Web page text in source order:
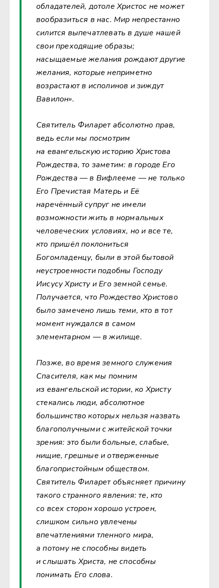
обладателей, дотоле Христос не может
вообразиться в нас. Мир непрестанно
силится выпечатлевать в душе нашей
свои преходящие образы;
насыщаемые желания рождают другие
желания, которые неприметно
возрастают в исполинов и зиждут
Вавилон».
Святитель Филарет абсолютно прав,
ведь если мы посмотрим
на евангельскую историю Христова
Рождества, то заметим: в городе Его
Рождества — в Вифлееме — не только
Его Пречистая Матерь и Её
наречённый супруг не имели
возможности жить в нормальных
человеческих условиях, но и все те,
кто пришёл поклониться
Богомладенцу, были в этой бытовой
неустроенности подобны Господу
Иисусу Христу и Его земной семье.
Получается, что Рождество Христово
было замечено лишь теми, кто в тот
момент нуждался в самом
элементарном — в жилище.
Позже, во время земного служения
Спасителя, как мы помним
из евангельской истории, ко Христу
стекались люди, абсолютное
большинство которых нельзя назвать
благополучными с житейской точки
зрения: это были больные, слабые,
нищие, грешные и отверженные
благопристойным обществом.
Святитель Филарет объясняет причину
такого странного явления: те, кто
со всех сторон хорошо устроен,
слишком сильно увлечены
впечатлениями тленного мира,
а потому не способны видеть
и слышать Христа, не способны
понимать Его слова.